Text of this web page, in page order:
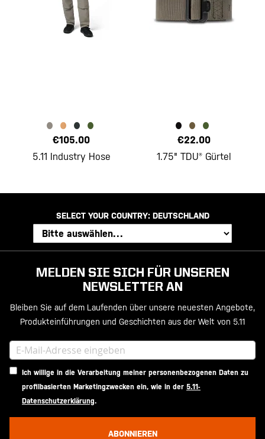
€105.00
5.11 Industry Hose
€22.00
1.75" TDU® Gürtel
SELECT YOUR COUNTRY: DEUTSCHLAND
MELDEN SIE SICH FÜR UNSEREN
NEWSLETTER AN
Bleiben Sie auf dem Laufenden über unsere neuesten Angebote,
Produkteinführungen und Geschichten aus der Welt von 5.11
Ich willige in die Verarbeitung meiner personenbezogenen Daten zu
profilbasierten Marketingzwecken ein, wie in der 5.11-
Datenschutzerklärung.
ABONNIEREN